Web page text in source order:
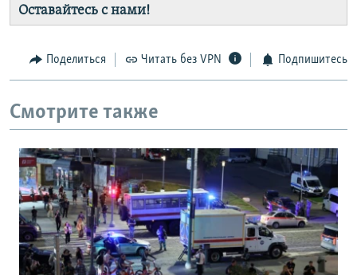
Оставайтесь с нами!
Поделиться Читать без VPN Подпишитесь
Смотрите также